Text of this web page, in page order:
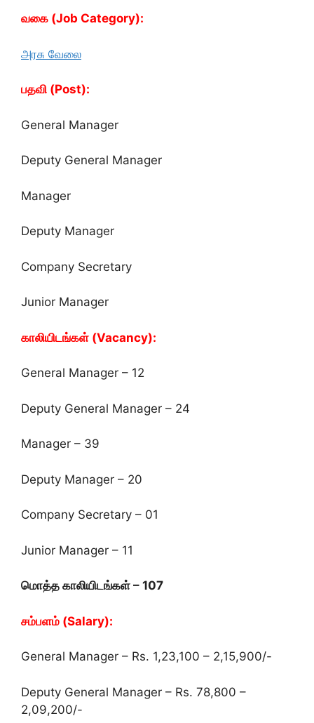
வகை (Job Category):
அரசு வேலை
பதவி (Post):
General Manager
Deputy General Manager
Manager
Deputy Manager
Company Secretary
Junior Manager
காலியிடங்கள் (Vacancy):
General Manager – 12
Deputy General Manager – 24
Manager – 39
Deputy Manager – 20
Company Secretary – 01
Junior Manager – 11
மொத்த காலியிடங்கள் – 107
சம்பளம் (Salary):
General Manager – Rs. 1,23,100 – 2,15,900/-
Deputy General Manager – Rs. 78,800 –
2,09,200/-